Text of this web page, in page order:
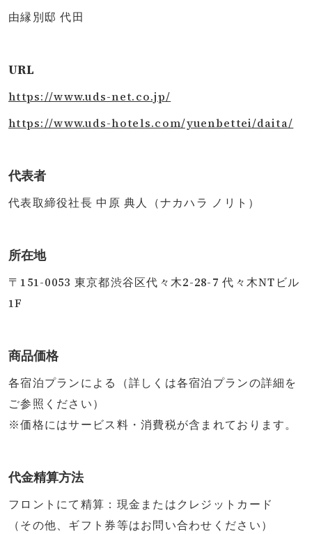
由縁別邸 代田
URL
https://www.uds-net.co.jp/
https://www.uds-hotels.com/yuenbettei/daita/
代表者
代表取締役社長 中原 典人（ナカハラ ノリト）
所在地
〒151-0053 東京都渋谷区代々木2-28-7 代々木NTビル
1F
商品価格
各宿泊プランによる（詳しくは各宿泊プランの詳細を
ご参照ください）
※価格にはサービス料・消費税が含まれております。
代金精算方法
フロントにて精算：現金またはクレジットカード
（その他、ギフト券等はお問い合わせください）